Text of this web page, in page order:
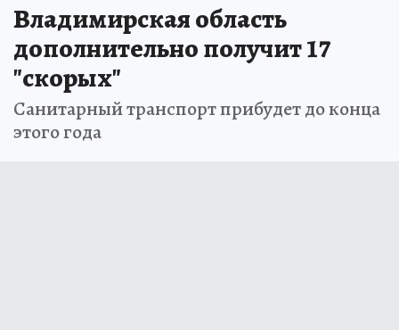
Владимирская область
дополнительно получит 17
"скорых"
Санитарный транспорт прибудет до конца
этого года